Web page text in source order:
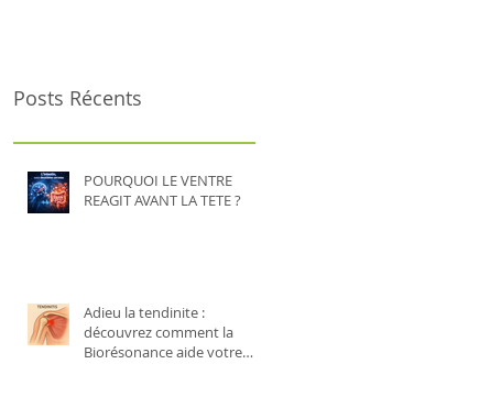
Posts Récents
POURQUOI LE VENTRE
REAGIT AVANT LA TETE ?
Adieu la tendinite :
découvrez comment la
Biorésonance aide votre